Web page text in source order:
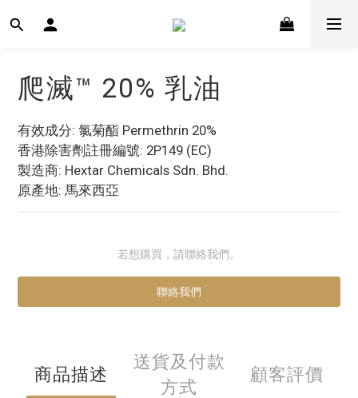
爬滅™ 20% 乳油
有效成分: 氯菊酯 Permethrin 20%
香港除害劑註冊編號: 2P149 (EC)
製造商: Hextar Chemicals Sdn. Bhd.
原產地: 馬來西亞
若想購買，請聯絡我們。
聯絡我們
商品描述
送貨及付款
方式
顧客評價